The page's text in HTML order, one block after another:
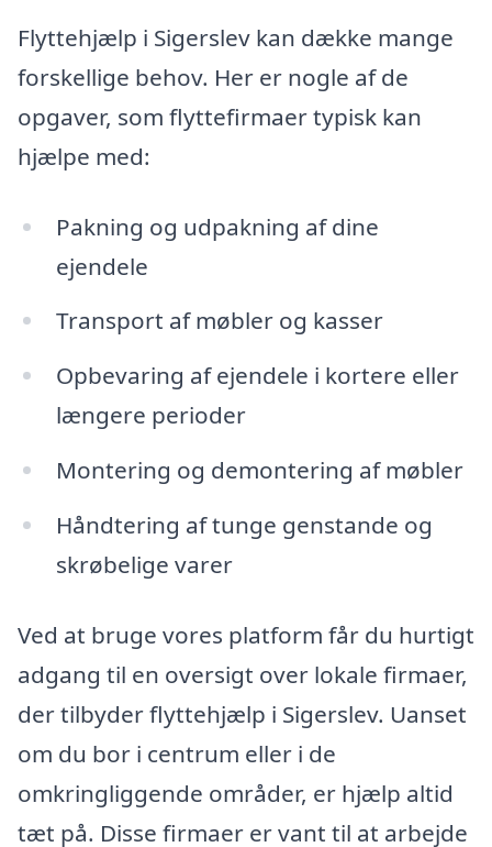
Flyttehjælp i Sigerslev kan dække mange
forskellige behov. Her er nogle af de
opgaver, som flyttefirmaer typisk kan
hjælpe med:
Pakning og udpakning af dine
ejendele
Transport af møbler og kasser
Opbevaring af ejendele i kortere eller
længere perioder
Montering og demontering af møbler
Håndtering af tunge genstande og
skrøbelige varer
Ved at bruge vores platform får du hurtigt
adgang til en oversigt over lokale firmaer,
der tilbyder flyttehjælp i Sigerslev. Uanset
om du bor i centrum eller i de
omkringliggende områder, er hjælp altid
tæt på. Disse firmaer er vant til at arbejde